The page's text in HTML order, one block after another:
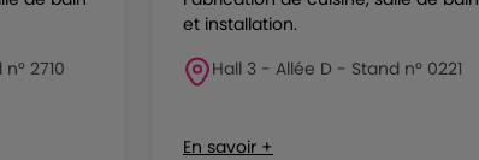
2710
et installation.
Hall 3 - Allée D - Stand n° 0221
En savoir +